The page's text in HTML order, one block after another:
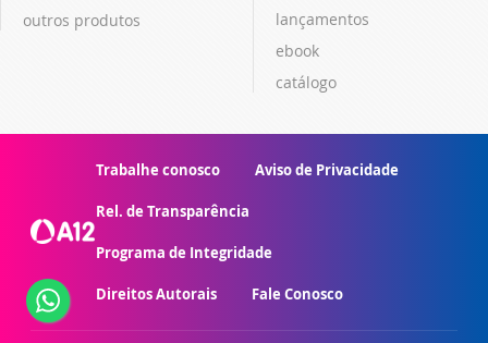
outros produtos
lançamentos
ebook
catálogo
Trabalhe conosco Aviso de Privacidade
Rel. de Transparência
Programa de Integridade
Direitos Autorais Fale Conosco